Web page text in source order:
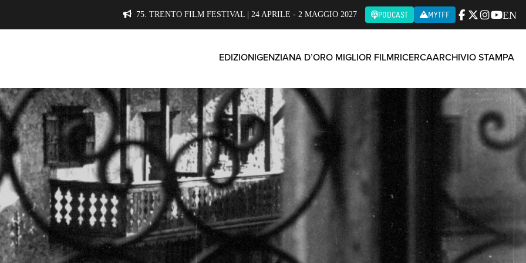
75. TRENTO FILM FESTIVAL | 24 APRILE - 2 MAGGIO 2027 PODCAST MYTFF EN
EDIZIONIGENZIANA D’ORO MIGLIOR FILMRICERCAARCHIVIO STAMPA